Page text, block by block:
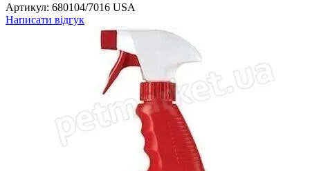
Артикул: 680104/7016 USA
Написати відгук